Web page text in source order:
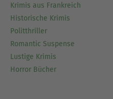
Krimis aus Frankreich
Historische Krimis
Politthriller
Romantic Suspense
Lustige Krimis
Horror Bücher